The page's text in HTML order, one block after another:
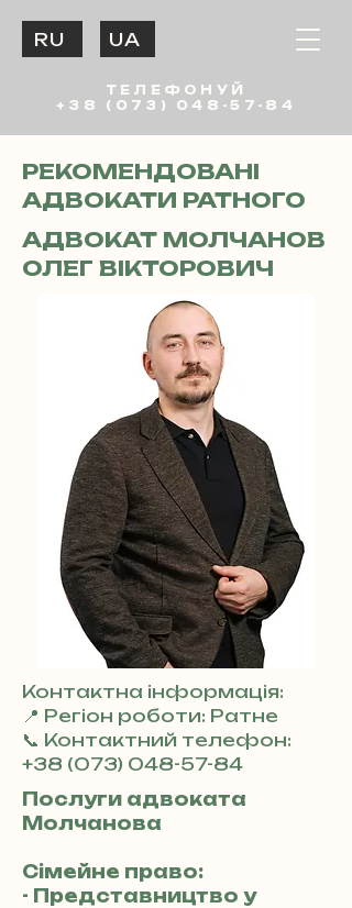
ТЕЛЕФОНУЙ
+38 (073) 048-57-84
UA
RU
РЕКОМЕНДОВАНІ
АДВОКАТИ РАТНОГО
АДВОКАТ МОЛЧАНОВ
ОЛЕГ ВІКТОРОВИЧ
Контактна інформація:
📍 Регіон роботи: Ратне
📞 Контактний телефон:
+38 (073) 048-57-84
Послуги адвоката
Молчанова
Сімейне право:
- Представництво у